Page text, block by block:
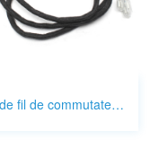
Fils de fil de commutateur de phare